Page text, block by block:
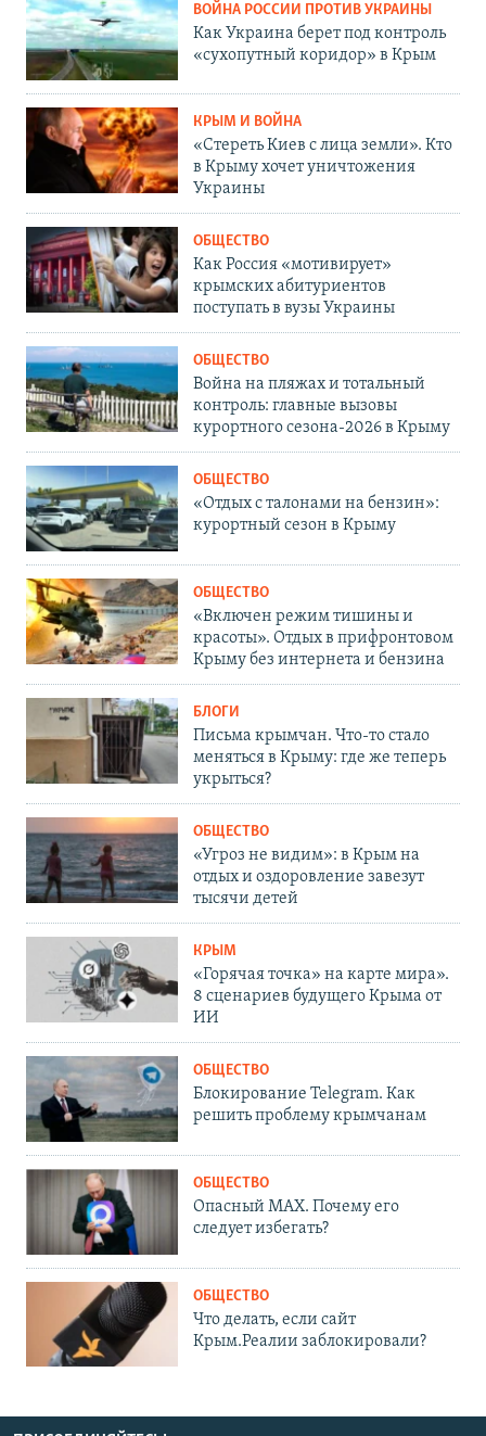
ВОЙНА РОССИИ ПРОТИВ УКРАИНЫ
Как Украина берет под контроль
«сухопутный коридор» в Крым
КРЫМ И ВОЙНА
«Стереть Киев с лица земли». Кто
в Крыму хочет уничтожения
Украины
ОБЩЕСТВО
Как Россия «мотивирует»
крымских абитуриентов
поступать в вузы Украины
ОБЩЕСТВО
Война на пляжах и тотальный
контроль: главные вызовы
курортного сезона-2026 в Крыму
ОБЩЕСТВО
«Отдых с талонами на бензин»:
курортный сезон в Крыму
ОБЩЕСТВО
«Включен режим тишины и
красоты». Отдых в прифронтовом
Крыму без интернета и бензина
БЛОГИ
Письма крымчан. Что-то стало
меняться в Крыму: где же теперь
укрыться?
ОБЩЕСТВО
«Угроз не видим»: в Крым на
отдых и оздоровление завезут
тысячи детей
КРЫМ
«Горячая точка» на карте мира».
8 сценариев будущего Крыма от
ИИ
ОБЩЕСТВО
Блокирование Telegram. Как
решить проблему крымчанам
ОБЩЕСТВО
Опасный MAX. Почему его
следует избегать?
ОБЩЕСТВО
Что делать, если сайт
Крым.Реалии заблокировали?